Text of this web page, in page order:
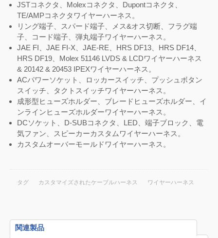
JSTコネクタ、Molexコネクタ、Dupontコネクタ、
TE/AMPコネクタワイヤーハーネス。
リング端子、スパード端子、メス&オス切断、フラグ端
子、コード端子、弾丸端子ワイヤーハーネス。
JAE FI、JAE FI-X、JAE-RE、HRS DF13、HRS DF14、
HRS DF19、Molex 51146 LVDS & LCDワイヤーハーネス
& 20142 & 20453 IPEXワイヤーハーネス。
ACパワーソケット、ロッカースイッチ、プッシュボタン
スイッチ、タクトスイッチワイヤーハーネス。
成形型ヒューズホルダー、ブレードヒューズホルダー、イ
ンラインヒューズホルダーワイヤーハーネス。
DCソケット、D-SUBコネクタ、LED、端子ブロック、電
気ファン、スピーカーカスタムワイヤーハーネス。
カスタムオーバーモールドワイヤーハーネス。
タグ カスタマイズされたケーブルハーネス ワイヤーハーネス
関連製品